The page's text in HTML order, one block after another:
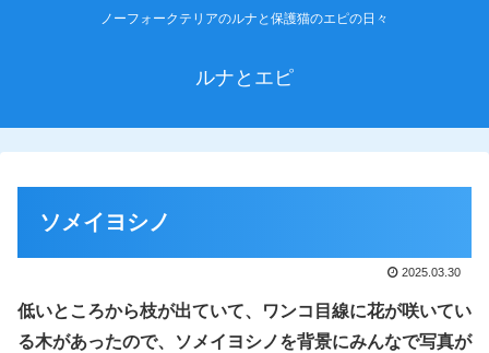
ノーフォークテリアのルナと保護猫のエピの日々
ルナとエピ
ソメイヨシノ
2025.03.30
低いところから枝が出ていて、ワンコ目線に花が咲いてい
る木があったので、ソメイヨシノを背景にみんなで写真が